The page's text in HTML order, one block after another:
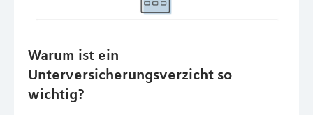
Warum ist ein
Unterversicherungsverzicht so
wichtig?